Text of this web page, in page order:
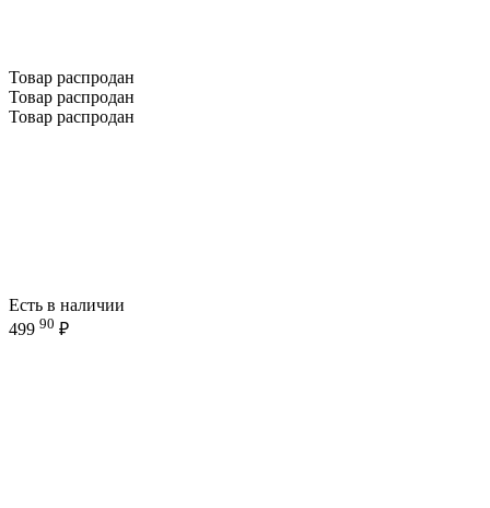
Товар распродан
Товар распродан
Товар распродан
Есть в наличии
499 90 ₽